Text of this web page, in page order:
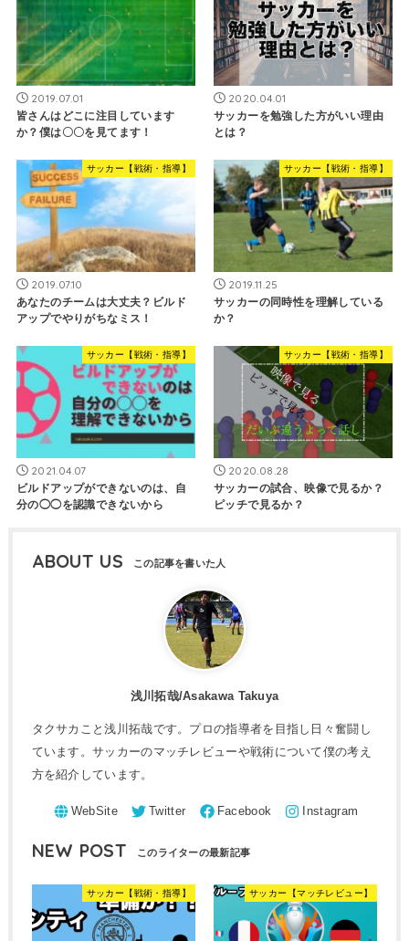
2019.07.01
皆さんはどこに注目しています
か？僕は〇〇を見てます！
2020.04.01
サッカーを勉強した方がいい理由
とは？
サッカー【戦術・指導】
2019.07.10
あなたのチームは大丈夫？ビルド
アップでやりがちなミス！
サッカー【戦術・指導】
2019.11.25
サッカーの同時性を理解している
か？
サッカー【戦術・指導】
2021.04.07
ビルドアップができないのは、自
分の◯◯を認識できないから
サッカー【戦術・指導】
2020.08.28
サッカーの試合、映像で見るか？
ピッチで見るか？
ABOUT US
浅川拓哉/Asakawa Takuya
タクサカこと浅川拓哉です。プロの指導者を目指し日々奮闘し
ています。サッカーのマッチレビューや戦術について僕の考え
方を紹介しています。
NEW POST
サッカー【戦術・指導】 サッカー【マッチレビュー】